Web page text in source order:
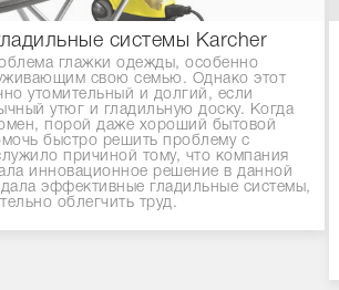
системы Karcher
глажки одежды, особенно
свою семью. Однако этот
утомительный и долгий, если
утюг и гладильную доску. Когда
порой даже хороший бытовой
быстро решить проблему с
причиной тому, что компания
инновационное решение в данной
эффективные гладильные системы,
облегчить труд.